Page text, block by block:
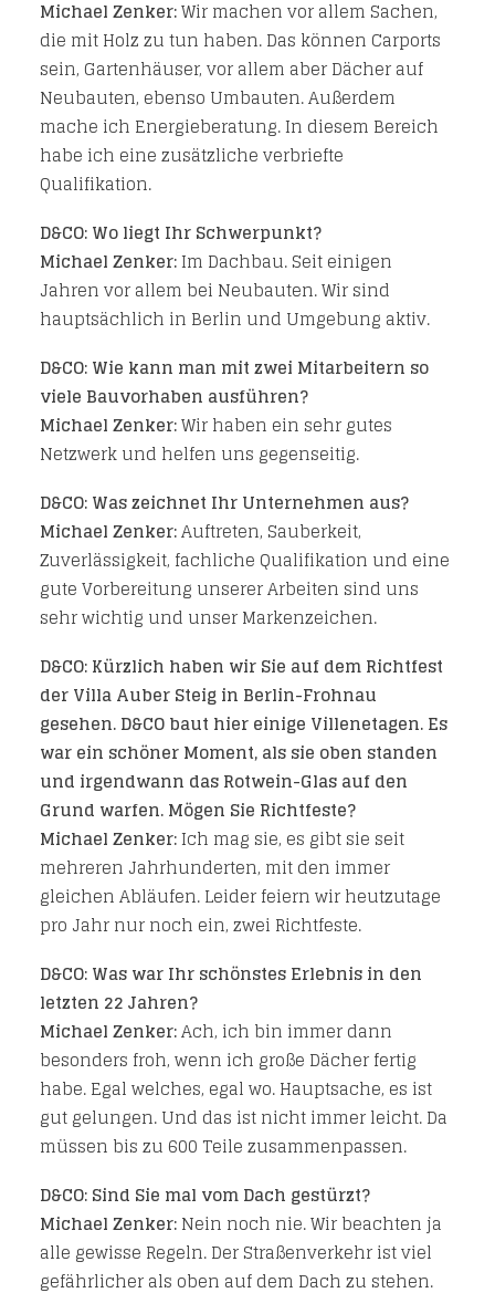
Michael Zenker:Wir machen vor allem Sachen,
die mit Holz zu tun haben. Das können Carports
sein, Gartenhäuser, vor allem aber Dächer auf
Neubauten, ebenso Umbauten. Außerdem
mache ich Energieberatung. In diesem Bereich
habe ich eine zusätzliche verbriefte
Qualifikation.
D&CO: Wo liegt Ihr Schwerpunkt?
Michael Zenker:Im Dachbau. Seit einigen
Jahren vor allem bei Neubauten. Wir sind
hauptsächlich in Berlin und Umgebung aktiv.
D&CO: Wie kann man mit zwei Mitarbeitern so
viele Bauvorhaben ausführen?
Michael Zenker:Wir haben ein sehr gutes
Netzwerk und helfen uns gegenseitig.
D&CO: Was zeichnet Ihr Unternehmen aus?
Michael Zenker:Auftreten, Sauberkeit,
Zuverlässigkeit, fachliche Qualifikation und eine
gute Vorbereitung unserer Arbeiten sind uns
sehr wichtig und unser Markenzeichen.
D&CO: Kürzlich haben wir Sie auf dem Richtfest
der Villa Auber Steig in Berlin-Frohnau
gesehen. D&CO baut hier einige Villenetagen. Es
war ein schöner Moment, als sie oben standen
und irgendwann das Rotwein-Glas auf den
Grund warfen. Mögen Sie Richtfeste?
Michael Zenker:Ich mag sie, es gibt sie seit
mehreren Jahrhunderten, mit den immer
gleichen Abläufen. Leider feiern wir heutzutage
pro Jahr nur noch ein, zwei Richtfeste.
D&CO: Was war Ihr schönstes Erlebnis in den
letzten 22 Jahren?
Michael Zenker:Ach, ich bin immer dann
besonders froh, wenn ich große Dächer fertig
habe. Egal welches, egal wo. Hauptsache, es ist
gut gelungen. Und das ist nicht immer leicht. Da
müssen bis zu 600 Teile zusammenpassen.
D&CO: Sind Sie mal vom Dach gestürzt?
Michael Zenker:Nein noch nie. Wir beachten ja
alle gewisse Regeln. Der Straßenverkehr ist viel
gefährlicher als oben auf dem Dach zu stehen.